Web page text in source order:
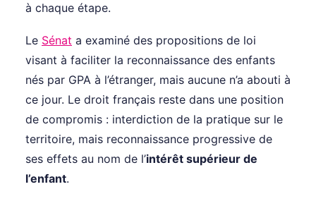
à chaque étape.
Le Sénat a examiné des propositions de loi
visant à faciliter la reconnaissance des enfants
nés par GPA à l’étranger, mais aucune n’a abouti à
ce jour. Le droit français reste dans une position
de compromis : interdiction de la pratique sur le
territoire, mais reconnaissance progressive de
ses effets au nom de l’intérêt supérieur de
l’enfant.